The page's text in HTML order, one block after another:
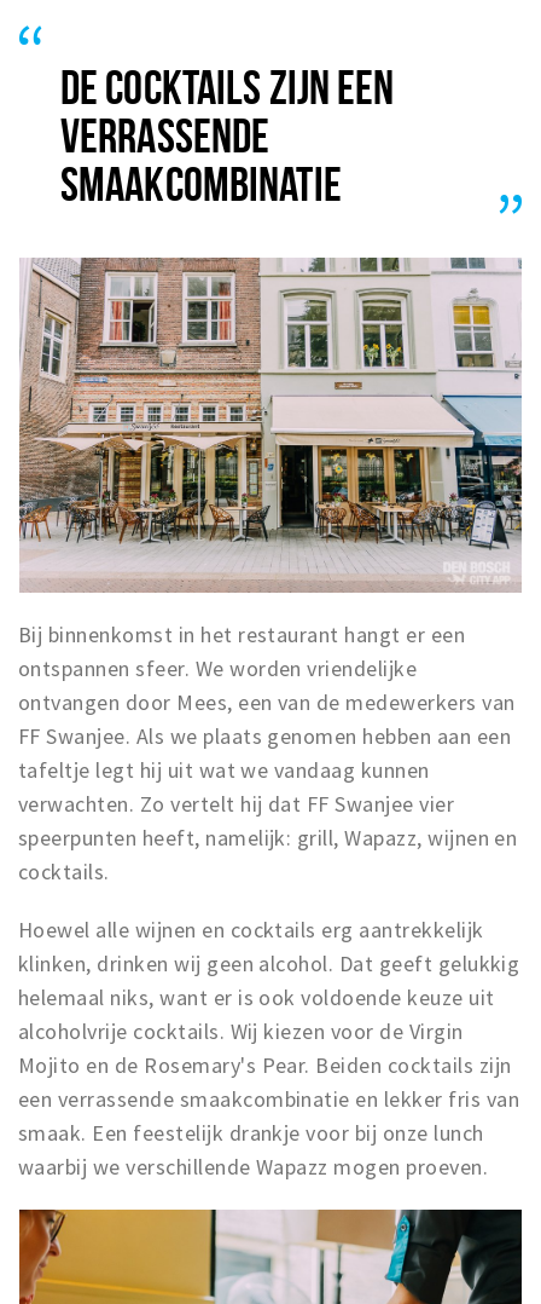
Uitjes & activiteiten
Toeristische routes
Natuurgebieden
Baroniepoorten
Sport
Inloggen
DE COCKTAILS ZIJN EEN
VERRASSENDE
SMAAKCOMBINATIE
Bij binnenkomst in het restaurant hangt er een
ontspannen sfeer. We worden vriendelijke
ontvangen door Mees, een van de medewerkers van
FF Swanjee. Als we plaats genomen hebben aan een
tafeltje legt hij uit wat we vandaag kunnen
verwachten. Zo vertelt hij dat FF Swanjee vier
speerpunten heeft, namelijk: grill, Wapazz, wijnen en
cocktails.
Hoewel alle wijnen en cocktails erg aantrekkelijk
klinken, drinken wij geen alcohol. Dat geeft gelukkig
helemaal niks, want er is ook voldoende keuze uit
alcoholvrije cocktails. Wij kiezen voor de Virgin
Mojito en de Rosemary's Pear. Beiden cocktails zijn
een verrassende smaakcombinatie en lekker fris van
smaak. Een feestelijk drankje voor bij onze lunch
waarbij we verschillende Wapazz mogen proeven.